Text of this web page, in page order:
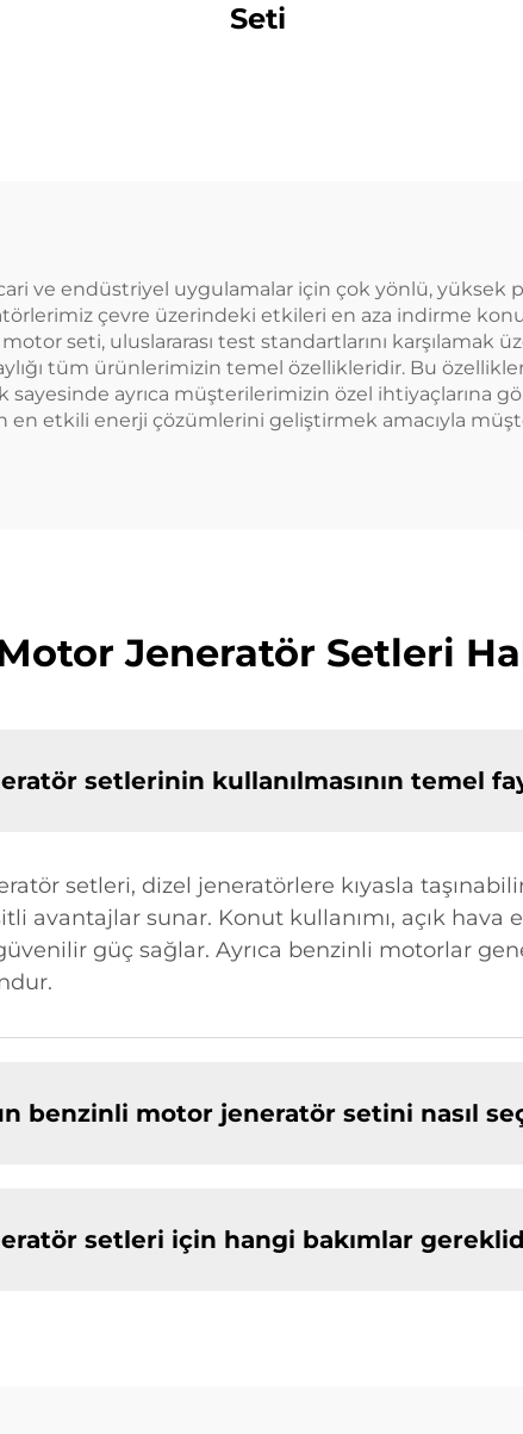
Seti
ve endüstriyel uygulamalar için çok yönlü, yüksek
çevre üzerindeki etkileri en aza indirme
seti, uluslararası test standartlarını
tüm ürünlerimizin temel özellikleridir. Bu
sayesinde ayrıca müşterilerimizin özel
etkili enerji çözümlerini geliştirmek amacıyla
Jeneratör Setleri
setlerinin kullanılmasının temel
setleri, dizel jeneratörlere kıyasla
avantajlar sunar. Konut kullanımı, açık
güç sağlar. Ayrıca benzinli motorlar
benzinli motor jeneratör setini nasıl
setleri için hangi bakımlar